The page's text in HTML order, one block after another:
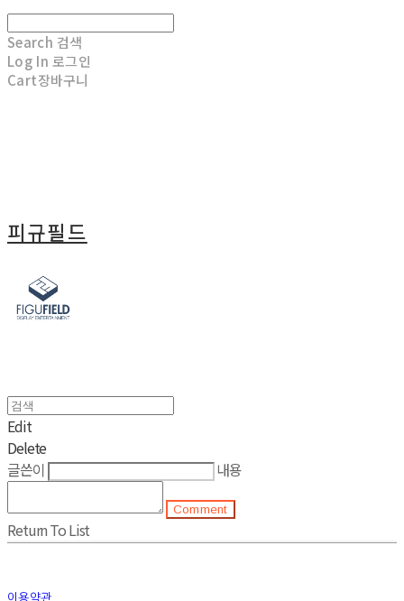
Search 검색
Log In 로그인
Cart장바구니
피규필드
Edit
Delete
글쓴이
내용
Comment
Return To List
이용약관